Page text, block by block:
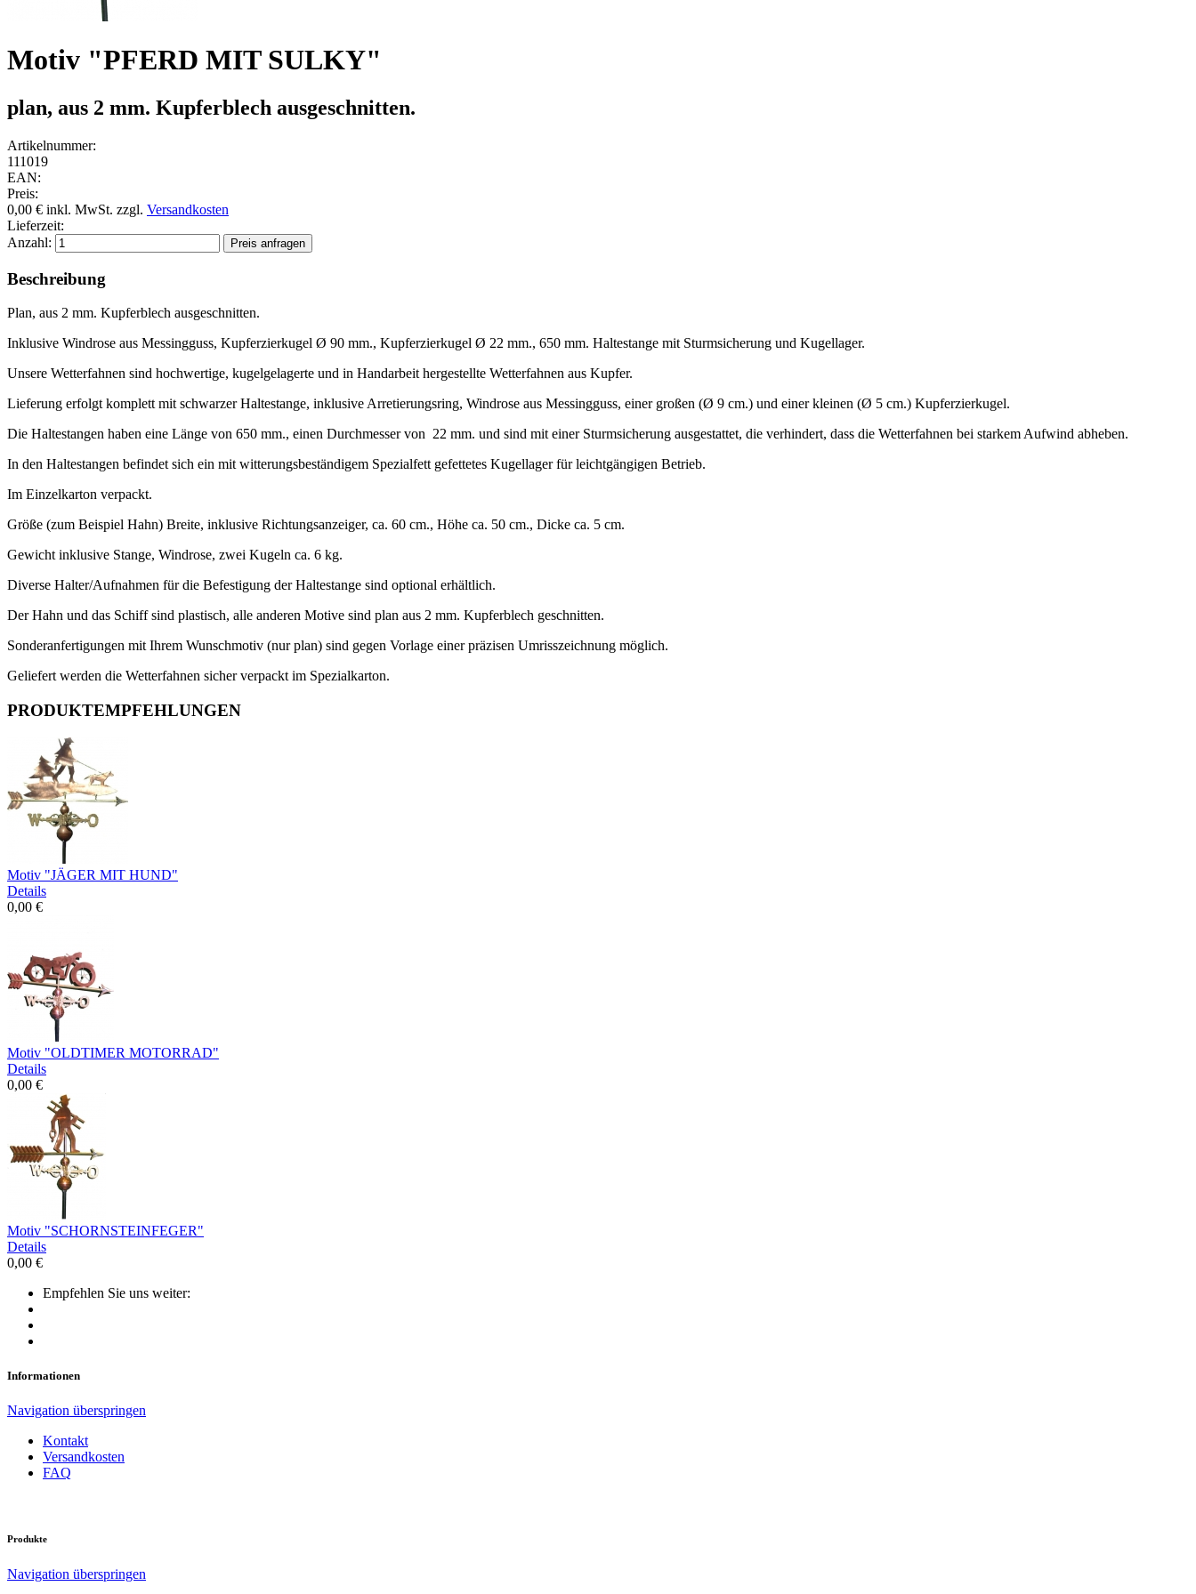
Motiv "PFERD MIT SULKY"
plan, aus 2 mm. Kupferblech ausgeschnitten.
Artikelnummer:
111019
EAN:
Preis:
0,00 € inkl. MwSt. zzgl. Versandkosten
Lieferzeit:
Anzahl:
Beschreibung
Plan, aus 2 mm. Kupferblech ausgeschnitten.
Inklusive Windrose aus Messingguss, Kupferzierkugel Ø 90 mm., Kupferzierkugel Ø 22 mm., 650 mm. Haltestange mit Sturmsicherung und Kugellager.
Unsere Wetterfahnen sind hochwertige, kugelgelagerte und in Handarbeit hergestellte Wetterfahnen aus Kupfer.
Lieferung erfolgt komplett mit schwarzer Haltestange, inklusive Arretierungsring, Windrose aus Messingguss, einer großen (Ø 9 cm.) und einer kleinen (Ø 5 cm.) Kupferzierkugel.
Die Haltestangen haben eine Länge von 650 mm., einen Durchmesser von 22 mm. und sind mit einer Sturmsicherung ausgestattet, die verhindert, dass die Wetterfahnen bei starkem Aufwind abheben.
In den Haltestangen befindet sich ein mit witterungsbeständigem Spezialfett gefettetes Kugellager für leichtgängigen Betrieb.
Im Einzelkarton verpackt.
Größe (zum Beispiel Hahn) Breite, inklusive Richtungsanzeiger, ca. 60 cm., Höhe ca. 50 cm., Dicke ca. 5 cm.
Gewicht inklusive Stange, Windrose, zwei Kugeln ca. 6 kg.
Diverse Halter/Aufnahmen für die Befestigung der Haltestange sind optional erhältlich.
Der Hahn und das Schiff sind plastisch, alle anderen Motive sind plan aus 2 mm. Kupferblech geschnitten.
Sonderanfertigungen mit Ihrem Wunschmotiv (nur plan) sind gegen Vorlage einer präzisen Umrisszeichnung möglich.
Geliefert werden die Wetterfahnen sicher verpackt im Spezialkarton.
PRODUKTEMPFEHLUNGEN
Motiv "JÄGER MIT HUND"
Details
0,00 €
Motiv "OLDTIMER MOTORRAD"
Details
0,00 €
Motiv "SCHORNSTEINFEGER"
Details
0,00 €
Empfehlen Sie uns weiter:
Informationen
Navigation überspringen
Kontakt
Versandkosten
FAQ
Produkte
Navigation überspringen